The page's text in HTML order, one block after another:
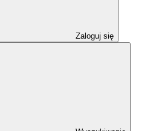
Zaloguj się